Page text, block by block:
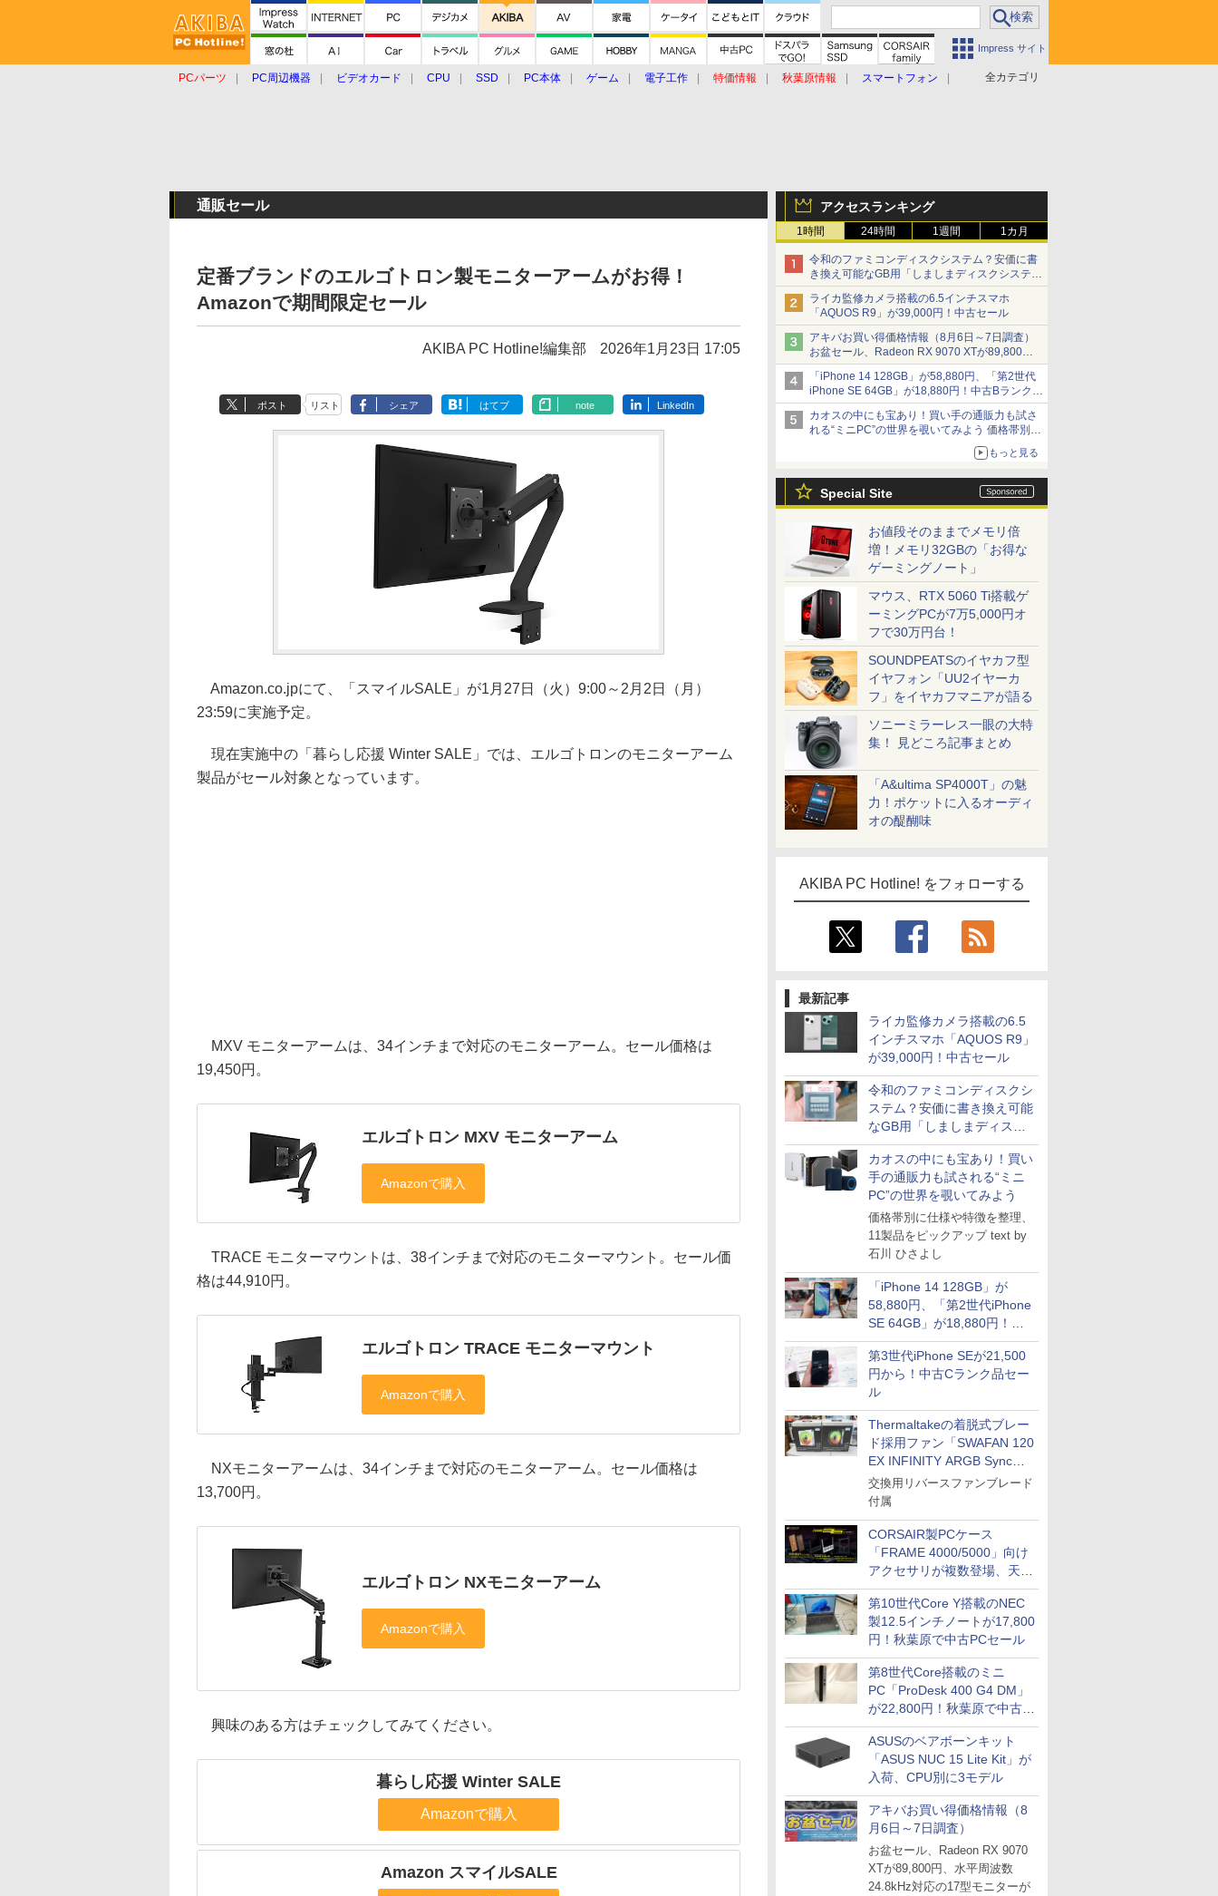
Impress サイト
全カテゴリ
PCパーツ PC周辺機器 ビデオカード CPU SSD PC本体 ゲーム 電子工作 特価情報 秋葉原情報
スマートフォン
アクセスランキング
1時間 24時間 1週間 1カ月
令和のファミコンディスクシステム？安価に書
き換え可能なGB用「しましまディスクシステ
ム」
ライカ監修カメラ搭載の6.5インチスマホ
「AQUOS R9」が39,000円！中古セール
アキバお買い得価格情報（8月6日～7日調査）
お盆セール、Radeon RX 9070 XTが89,800
円、水平周波数24.8kHz対応の17型モニターが
9,801円、暑さ指数連動セール ほか
「iPhone 14 128GB」が58,880円、「第2世代
iPhone SE 64GB」が18,880円！中古Bランク品
セール
カオスの中にも宝あり！買い手の通販力も試さ
れる“ミニPC”の世界を覗いてみよう 価格帯別に
仕様や特徴を整理、11製品をピックアップ text
もっと見る
Special Site
お値段そのままでメモリ倍
増！メモリ32GBの「お得な
ゲーミングノート」
マウス、RTX 5060 Ti搭載ゲ
ーミングPCが7万5,000円オ
フで30万円台！
SOUNDPEATSのイヤカフ型
イヤフォン「UU2イヤーカ
フ」をイヤカフマニアが語る
ソニーミラーレス一眼の大特
集！ 見どころ記事まとめ
「A&ultima SP4000T」の魅
力！ポケットに入るオーディ
オの醍醐味
AKIBA PC Hotline! をフォローする
最新記事
ライカ監修カメラ搭載の6.5
インチスマホ「AQUOS R9」
が39,000円！中古セール
令和のファミコンディスクシ
ステム？安価に書き換え可能
なGB用「しましまディスク
システム」
カオスの中にも宝あり！買い
手の通販力も試される“ミニ
PC”の世界を覗いてみよう
価格帯別に仕様や特徴を整理、
11製品をピックアップ text by
石川 ひさよし
「iPhone 14 128GB」が
58,880円、「第2世代iPhone
SE 64GB」が18,880円！中
古Bランク品セール
第3世代iPhone SEが21,500
円から！中古Cランク品セー
ル
Thermaltakeの着脱式ブレー
ド採用ファン「SWAFAN 120
EX INFINITY ARGB Sync」
に単品パッケージ
交換用リバースファンブレード
付属
CORSAIR製PCケース
「FRAME 4000/5000」向け
アクセサリが複数登場、天然
木製パネルや背面コネクタ対
応トレイなど
第10世代Core Y搭載のNEC
製12.5インチノートが17,800
円！秋葉原で中古PCセール
第8世代Core搭載のミニ
PC「ProDesk 400 G4 DM」
が22,800円！秋葉原で中古
PCセール
ASUSのベアボーンキット
「ASUS NUC 15 Lite Kit」が
入荷、CPU別に3モデル
アキバお買い得価格情報（8
月6日～7日調査）
お盆セール、Radeon RX 9070
XTが89,800円、水平周波数
24.8kHz対応の17型モニターが
通販セール
定番ブランドのエルゴトロン製モニターアームがお得！
Amazonで期間限定セール
AKIBA PC Hotline!編集部 2026年1月23日 17:05
ポスト リスト シェア はてブ note LinkedIn
Amazon.co.jpにて、「スマイルSALE」が1月27日（火）9:00～2月2日（月）
23:59に実施予定。
現在実施中の「暮らし応援 Winter SALE」では、エルゴトロンのモニターアーム
製品がセール対象となっています。
MXV モニターアームは、34インチまで対応のモニターアーム。セール価格は
19,450円。
エルゴトロン MXV モニターアーム
TRACE モニターマウントは、38インチまで対応のモニターマウント。セール価
格は44,910円。
エルゴトロン TRACE モニターマウント
NXモニターアームは、34インチまで対応のモニターアーム。セール価格は
13,700円。
エルゴトロン NXモニターアーム
興味のある方はチェックしてみてください。
暮らし応援 Winter SALE
Amazonで購入
Amazon スマイルSALE